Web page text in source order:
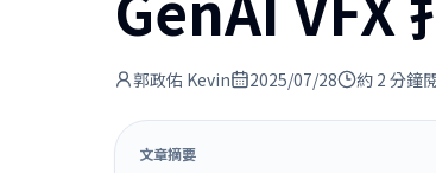
郭政佑 Kevin 2025/07/28 約 2 分鐘
文章摘要